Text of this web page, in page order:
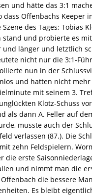
und hätte das 3:1
Offenbachs Keeper
des Tages; Tobias
stand und probierte es
länger und letztlich
nicht nur die 3:1-
nun in der
und hatten nicht
mit seinem 3.
Klotz-Schuss
als dann A. Feller auf
musste auch der
verlassen (87.). Die
zehn Feldspielern.
die erste
und nimmt man die
die bessere
Es bleibt